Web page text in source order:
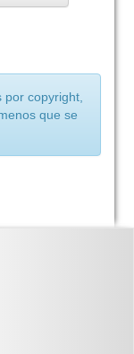
copyright,
que se